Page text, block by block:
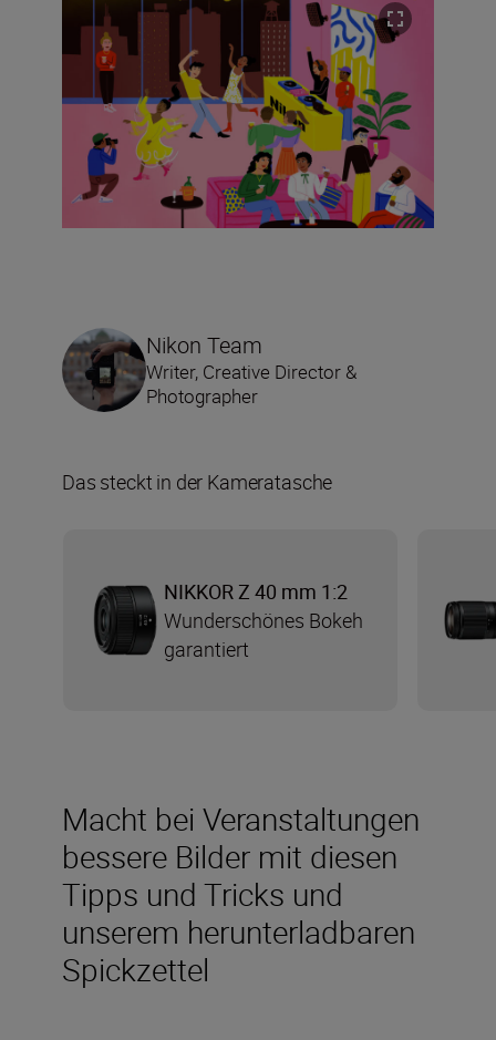
Macht bei Veranstaltungen
bessere Bilder mit diesen
Tipps und Tricks und
unserem herunterladbaren
Spickzettel
Nikon Team
Writer, Creative Director &
Photographer
Das steckt in der Kameratasche
NIKKOR Z 40 mm 1:2
Wunderschönes Bokeh
garantiert